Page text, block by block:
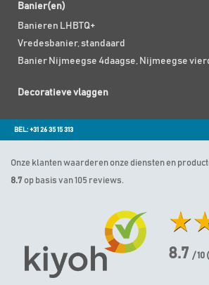
Banier(en)
Banieren LHBTQ+
Vredesbanier, standaard
Banier Nijmeegse 4daagse, Nijmeegse
Decoratieve vlaggen
BEL: +31 26 35 15 313
Onze klanten waarderen onze diensten en
8.7 op basis van 105 reviews.
8.7 / 10 (